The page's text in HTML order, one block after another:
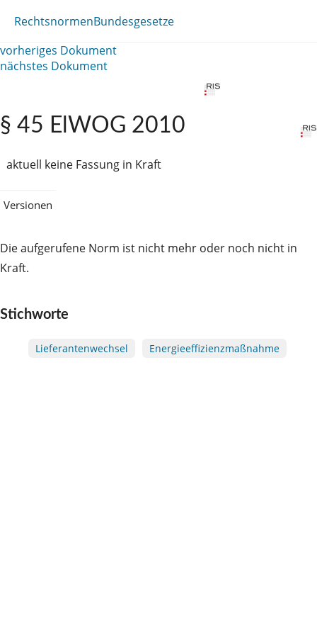
RechtsnormenBundesgesetze
vorheriges Dokument
nächstes Dokument
§ 45 ElWOG 2010
aktuell keine Fassung in Kraft
Versionen
Die aufgerufene Norm ist nicht mehr oder noch nicht in
Kraft.
Stichworte
Lieferantenwechsel Energieeffizienzmaßnahme